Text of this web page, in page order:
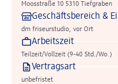
Moosstraße 10 5310 Tiefgraben
Geschäftsbereich &
dm friseurstudio, vor Ort
Arbeitszeit
Teilzeit/Vollzeit (9-40 Std./Wo.)
Vertragsart
unbefristet